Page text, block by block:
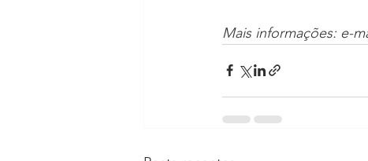
Mais informações: e-